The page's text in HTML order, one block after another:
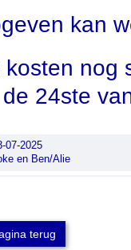
kan
kosten nog
24ste
07-2025
en Ben/Alie
terug